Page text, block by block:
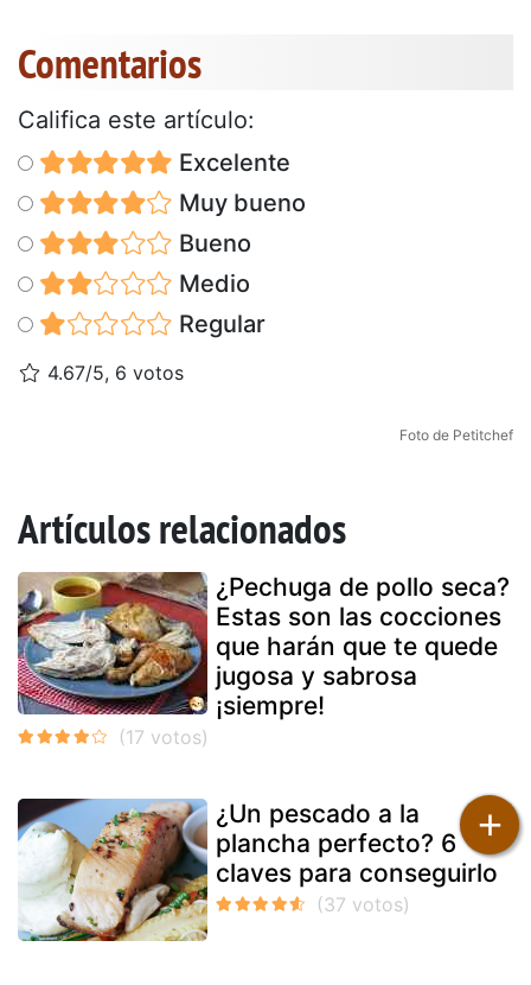
Comentarios
Califica este artículo:
Excelente
Muy bueno
Bueno
Medio
Regular
4.67/5, 6 votos
Foto de Petitchef
Artículos relacionados
¿Pechuga de pollo seca?
Estas son las cocciones
que harán que te quede
jugosa y sabrosa
¡siempre!
¿Un pescado a la
plancha perfecto? 6
claves para conseguirlo
+